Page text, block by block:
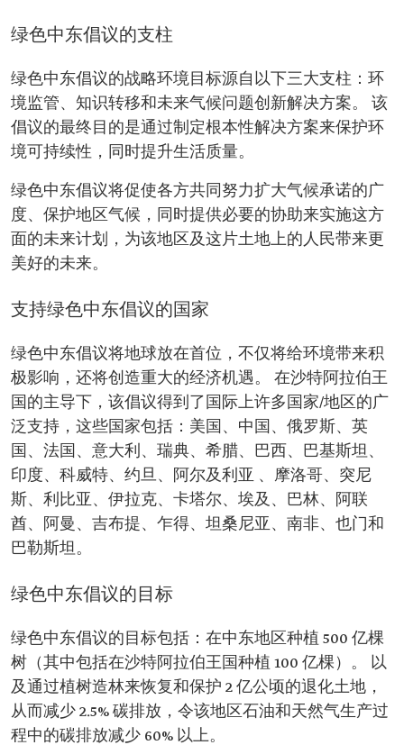
绿色中东倡议的支柱
绿色中东倡议的战略环境目标源自以下三大支柱：环
境监管、知识转移和未来气候问题创新解决方案。 该
倡议的最终目的是通过制定根本性解决方案来保护环
境可持续性，同时提升生活质量。
绿色中东倡议将促使各方共同努力扩大气候承诺的广
度、保护地区气候，同时提供必要的协助来实施这方
面的未来计划，为该地区及这片土地上的人民带来更
美好的未来。
支持绿色中东倡议的国家
绿色中东倡议将地球放在首位，不仅将给环境带来积
极影响，还将创造重大的经济机遇。 在沙特阿拉伯王
国的主导下，该倡议得到了国际上许多国家/地区的广
泛支持，这些国家包括：美国、中国、俄罗斯、英
国、法国、意大利、瑞典、希腊、巴西、巴基斯坦、
印度、科威特、约旦、阿尔及利亚 、摩洛哥、突尼
斯、利比亚、伊拉克、卡塔尔、埃及、巴林、阿联
酋、阿曼、吉布提、乍得、坦桑尼亚、南非、也门和
巴勒斯坦。
绿色中东倡议的目标
绿色中东倡议的目标包括：在中东地区种植 500 亿棵
树（其中包括在沙特阿拉伯王国种植 100 亿棵）。 以
及通过植树造林来恢复和保护 2 亿公顷的退化土地，
从而减少 2.5% 碳排放，令该地区石油和天然气生产过
程中的碳排放减少 60% 以上。